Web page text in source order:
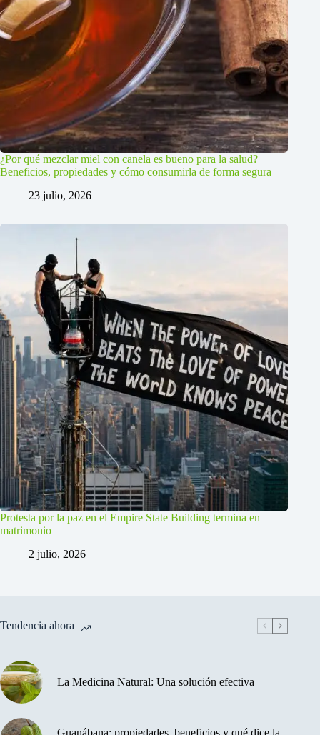
¿Por qué mezclar miel con canela es bueno para la salud?
Beneficios, propiedades y cómo consumirla de forma segura
23 julio, 2026
Protesta por la paz en el Empire State Building termina en
matrimonio
2 julio, 2026
Tendencia ahora
La Medicina Natural: Una solución efectiva